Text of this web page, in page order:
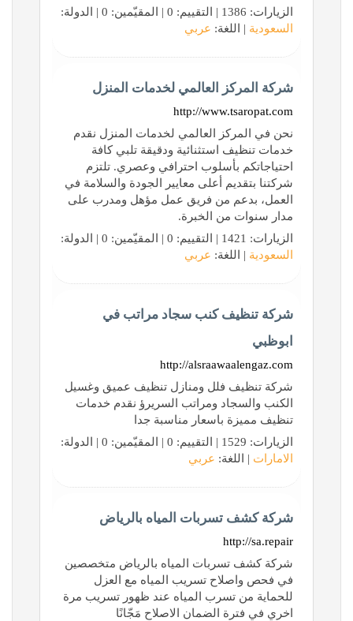
الزيارات: 1386 | التقييم: 0 | المقيّمين: 0 | الدولة:
السعودية | اللغة: عربي
شركة المركز العالمي لخدمات المنزل
http://www.tsaropat.com
نحن في المركز العالمي لخدمات المنزل نقدم
خدمات تنظيف استثنائية ودقيقة تلبي كافة
احتياجاتكم بأسلوب احترافي وعصري. تلتزم
شركتنا بتقديم أعلى معايير الجودة والسلامة في
العمل، بدعم من فريق عمل مؤهل ومدرب على
مدار سنوات من الخبرة.
الزيارات: 1421 | التقييم: 0 | المقيّمين: 0 | الدولة:
السعودية | اللغة: عربي
شركة تنظيف كنب سجاد مراتب في
ابوظبي
http://alsraawaalengaz.com
شركة تنظيف فلل ومنازل تنظيف عميق وغسيل
الكنب والسجاد ومراتب السريرؤ نقدم خدمات
تنظيف مميزة باسعار مناسبة جدا
الزيارات: 1529 | التقييم: 0 | المقيّمين: 0 | الدولة:
الامارات | اللغة: عربي
شركة كشف تسربات المياه بالرياض
http://sa.repair
شركة كشف تسربات المياه بالرياض متخصصين
في فحص واصلاح تسريب المياه مع العزل
للحماية من تسرب المياه عند ظهور تسريب مرة
اخري في فترة الضمان الاصلاح مَجّانًا